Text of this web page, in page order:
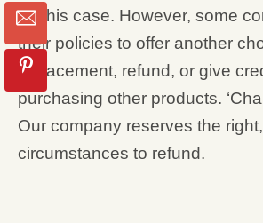
for this case. However, some
their policies to offer another
replacement, refund, or give
purchasing other products.
Our company reserves the
circumstances to refund.